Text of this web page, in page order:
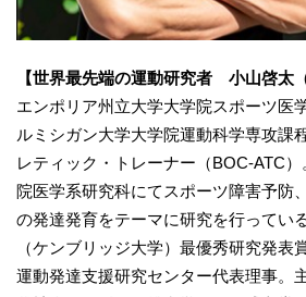
【世界最先端の運動研究者 小山啓太
エンポリア州立大学大学院スポーツ医
ルミシガン大学大学院運動科学専攻課
レティック・トレーナー（BOC-ATC
院医学系研究科にてスポーツ障害予防
の発達発育をテーマに研究を行ってい
（ケンブリッジ大学）最優秀研究発表
運動発達支援研究センター代表理事。